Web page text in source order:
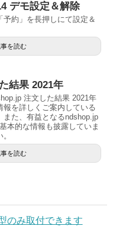
デモ設定＆解除
予約」を長押しにて設定＆
を読む
結果 2021年
注文した結果 2021年
を詳しくご案内している
また、有益となるndshop.jp
本的な情報も披露していま
を読む
のみ取付できます